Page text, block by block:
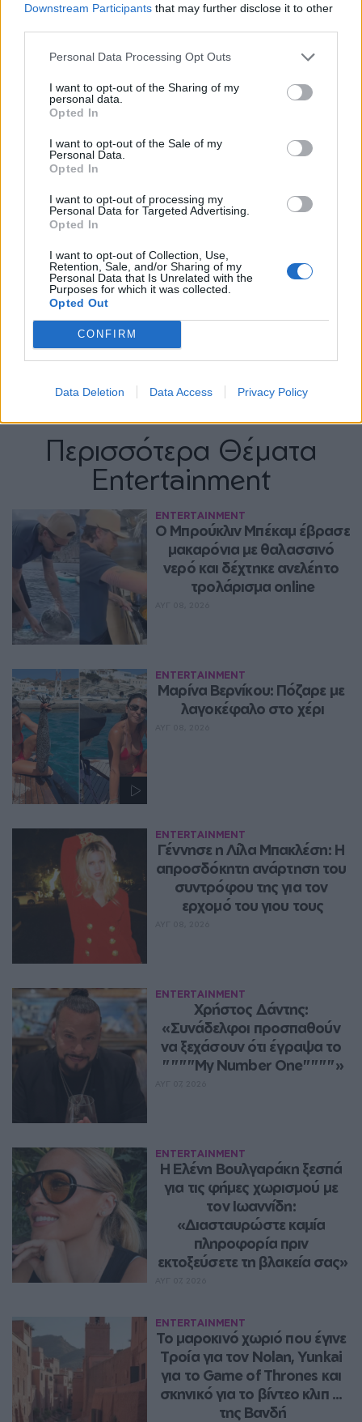
Downstream Participants that may further disclose it to other
Personal Data Processing Opt Outs
I want to opt-out of the Sharing of my
personal data.
Opted In
I want to opt-out of the Sale of my
Personal Data.
Opted In
I want to opt-out of processing my
Personal Data for Targeted Advertising.
Opted In
I want to opt-out of Collection, Use,
Retention, Sale, and/or Sharing of my
Personal Data that Is Unrelated with the
Purposes for which it was collected.
Opted Out
CONFIRM
Data Deletion Data Access Privacy Policy
ΔΙΑΦΗΜΙΣΗ
Περισσότερα Θέματα
Entertainment
ENTERTAINMENT
Ο Μπρούκλιν Μπέκαμ έβρασε
μακαρόνια με θαλασσινό
νερό και δέχτηκε ανελέητο
τρολάρισμα online
ENTERTAINMENT
Μαρίνα Βερνίκου: Πόζαρε με
λαγοκέφαλο στο χέρι
ENTERTAINMENT
Γέννησε η Λίλα Μπακλέση: Η
απροσδόκητη ανάρτηση του
συντρόφου της για τον
ερχομό του γιου τους
ENTERTAINMENT
Χρήστος Δάντης:
«Συνάδελφοι προσπαθούν
να ξεχάσουν ότι έγραψα το
""""My Number One""""»
ENTERTAINMENT
Η Ελένη Βουλγαράκη ξεσπά
για τις φήμες χωρισμού με
τον Ιωαννίδη:
«Διασταυρώστε καμία
πληροφορία πριν
εκτοξεύσετε τη βλακεία σας»
ENTERTAINMENT
Το μαροκινό χωριό που έγινε
Τροία για τον Nolan, Yunkai
για το Game of Thrones και
σκηνικό για το βίντεο κλιπ ...
της Βανδή